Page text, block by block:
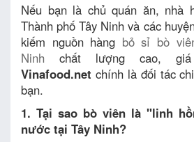
Nếu bạn là chủ quán ăn, nhà
Thành phố Tây Ninh và các
kiếm nguồn hàng bỏ sỉ bò
Ninh chất lượng cao,
Vinafood.net chính là đối tác
bạn.
1. Tại sao bò viên là "linh
nước tại Tây Ninh?